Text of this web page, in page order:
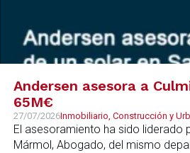
Andersen asesora a
65M€
27/07/2026Inmobiliario, Construcción y
El asesoramiento ha sido liderado
Mármol, Abogado, del mismo